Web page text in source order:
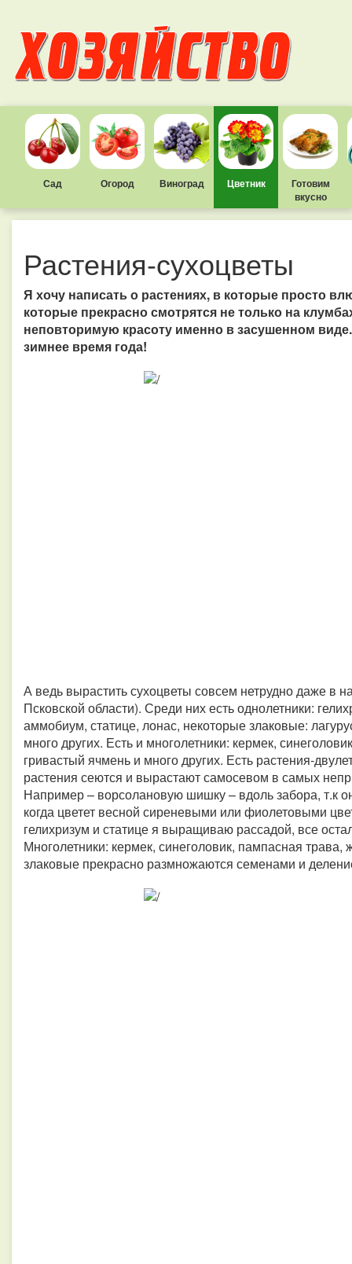
Сад Огород Виноград Цветник
Готовим
вкусно
Растения-сухоцветы
Я хочу написать о растениях, в которые просто
которые прекрасно смотрятся не только на
неповторимую красоту именно в засушенном
зимнее время года!
А ведь вырастить сухоцветы совсем нетрудно даже в
Псковской области). Среди них есть однолетники:
аммобиум, статице, лонас, некоторые злаковые:
много других. Есть и многолетники: кермек,
гривастый ячмень и много других. Есть растения-
растения сеются и вырастают самосевом в самых
Например – ворсолановую шишку – вдоль забора, т.к
когда цветет весной сиреневыми или фиолетовыми
гелихризум и статице я выращиваю рассадой, все
Многолетники: кермек, синеголовик, пампасная
злаковые прекрасно размножаются семенами и